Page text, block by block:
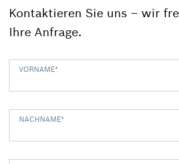
Kontaktieren Sie uns – wir
Ihre Anfrage.
VORNAME*
NACHNAME*